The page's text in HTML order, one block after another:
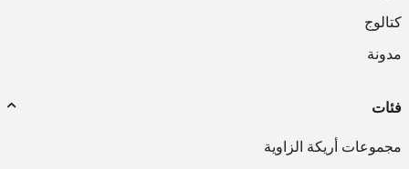
كتالوج
مدونة
فئات
مجموعات أريكة الزاوية